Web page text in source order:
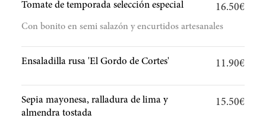
Tomate de temporada selección especial 16.50€
Con bonito en semi salazón y encurtidos artesanales
Ensaladilla rusa 'El Gordo de Cortes' 11.90€
Sepia mayonesa, ralladura de lima y
almendra tostada
15.50€